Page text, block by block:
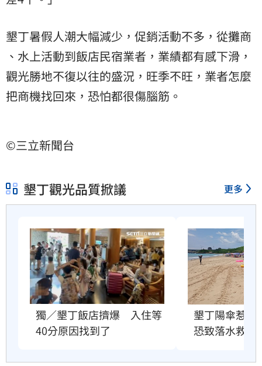
墾丁暑假人潮大幅減少，促銷活動不多，從攤商
、水上活動到飯店民宿業者，業績都有感下滑，
觀光勝地不復以往的盛況，旺季不旺，業者怎麼
把商機找回來，恐怕都很傷腦筋。
©三立新聞台
墾丁觀光品質掀議 更多
獨／墾丁飯店擠爆　入住等
40分原因找到了
墾丁陽傘惹議
恐致落水救援